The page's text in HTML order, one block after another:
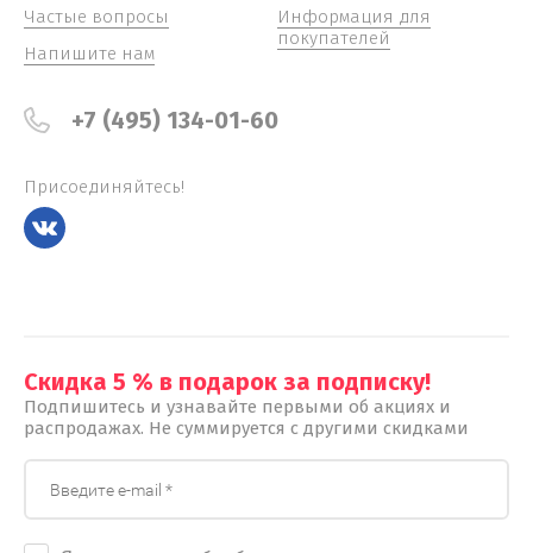
Частые вопросы
Напишите нам
Информация для
покупателей
+7 (495) 134-01-60
Присоединяйтесь!
Скидка 5 % в подарок за подписку!
Подпишитесь и узнавайте первыми об акциях и
распродажах. Не суммируется с другими скидками